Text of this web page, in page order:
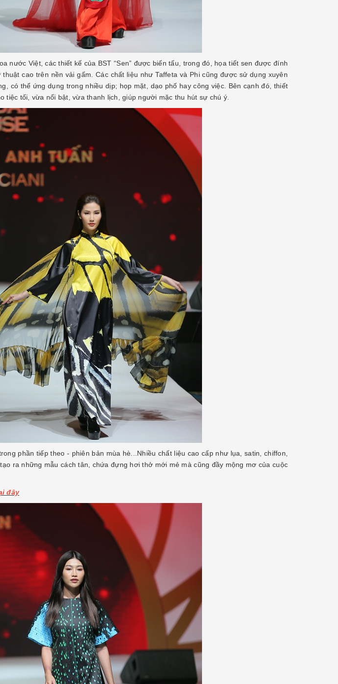
nước Việt, các thiết kế của BST “Sen” được biến tấu, trong đó, họa tiết sen được đính
cao trên nền vải gấm. Các chất liệu như Taffeta và Phi cũng được sử dụng xuyên
có thể ứng dụng trong nhiều dịp; họp mặt, dạo phố hay công việc. Bên cạnh đó, thiết
tiệc tối, vừa nổi bật, vừa thanh lịch, giúp người mặc thu hút sự chú ý.
phần tiếp theo - phiên bản mùa hè...Nhiều chất liệu cao cấp như lụa, satin, chiffon,
ra những mẫu cách tân, chứa đựng hơi thở mới mẻ mà cũng đầy mộng mơ của cuộc
đây